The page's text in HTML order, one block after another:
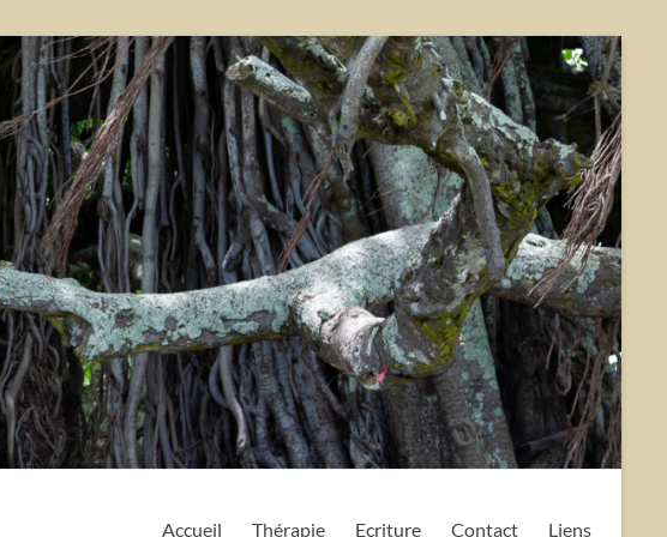
Accueil Thérapie Ecriture Contact Liens